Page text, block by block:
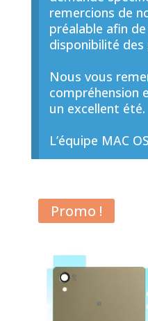
remercions de
préalable afin
disponibilité
Nous vous
compréhension
un excellent été.
L’équipe MAC
Promo !